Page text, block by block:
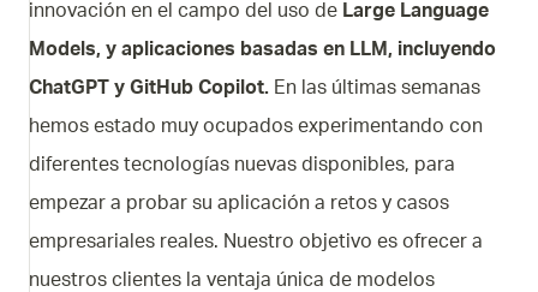
innovación en el campo del uso de Large Language
Models, y aplicaciones basadas en LLM, incluyendo
ChatGPT y GitHub Copilot. En las últimas semanas
hemos estado muy ocupados experimentando con
diferentes tecnologías nuevas disponibles, para
empezar a probar su aplicación a retos y casos
empresariales reales. Nuestro objetivo es ofrecer a
nuestros clientes la ventaja única de modelos